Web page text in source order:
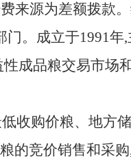
来源为差额拨款。
。成立于1991年
成品粮交易市场
收购价粮、地方
的竞价销售和采